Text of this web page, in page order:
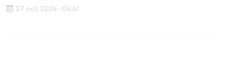
27 oct. 2024 - 04:41